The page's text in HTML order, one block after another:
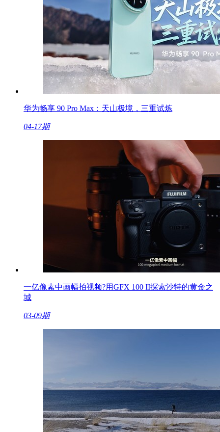
华为畅享 90 Pro Max：天山极境，三重试炼
04-17期
一亿像素中画幅拍视频?用GFX 100 II探索沙特的黄金之
城
03-09期